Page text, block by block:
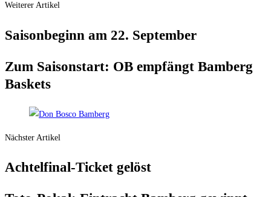
Weiterer Artikel
Sai­son­be­ginn am 22. September
Zum Sai­son­start: OB emp­fängt Bam­berg
Baskets
Nächster Artikel
Ach­tel­fi­nal-Ticket gelöst